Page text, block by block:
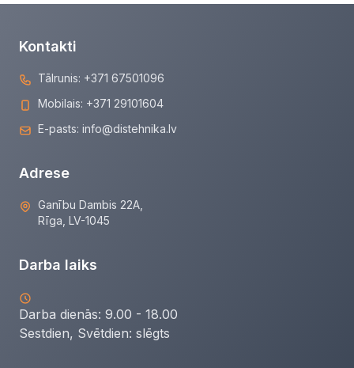
Kontakti
Tālrunis: +371 67501096
Mobilais: +371 29101604
E-pasts: info@distehnika.lv
Adrese
Ganību Dambis 22A,
Rīga, LV-1045
Darba laiks
Darba dienās: 9.00 - 18.00
Sestdien, Svētdien: slēgts